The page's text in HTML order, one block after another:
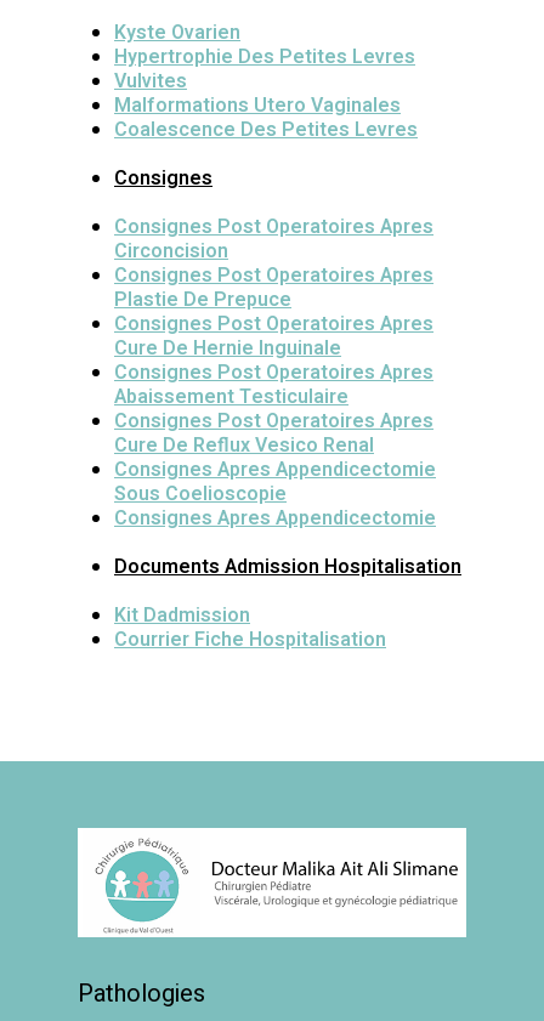
Kyste Ovarien
Hypertrophie Des Petites Levres
Vulvites
Malformations Utero Vaginales
Coalescence Des Petites Levres
Consignes
Consignes Post Operatoires Apres
Circoncision
Consignes Post Operatoires Apres
Plastie De Prepuce
Consignes Post Operatoires Apres
Cure De Hernie Inguinale
Consignes Post Operatoires Apres
Abaissement Testiculaire
Consignes Post Operatoires Apres
Cure De Reflux Vesico Renal
Consignes Apres Appendicectomie
Sous Coelioscopie
Consignes Apres Appendicectomie
Documents Admission Hospitalisation
Kit Dadmission
Courrier Fiche Hospitalisation
Pathologies